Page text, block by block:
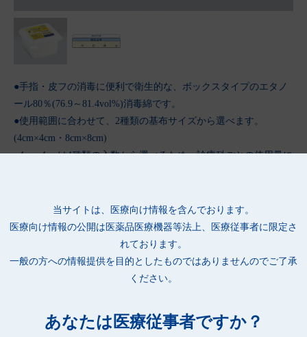
当サイトは、医療向け情報を含んでおります。
医療向け情報の公開は 医薬品医療機器等法上、医療従事者に限定さ
れております。
一般の方への情報提供を目的としたものではありませんのでご了承
ください。
あなたは医療従事者ですか？
●手指・皮フの消毒に便利で衛生的な、ボックスタイプのエタノ
ール80％(76.9～81.4vol%)消毒綿です。
●使用範囲に合わせて、2種類の基布サイズから選べます。
(4cm×4cm・8cm×8cm)
●4cm×4cmは4種類の入数から選べるため、診療科ごとの使用量に
●使い切りのため、継ぎ足し使用の防止につながり、衛生的に使
用できます。
●アルコール・カット綿の準備や、万能ツボの再生業務(洗浄、滅
菌など)の省力化が図れます。
●開封日の記入により、衛生的な管理が可能です。